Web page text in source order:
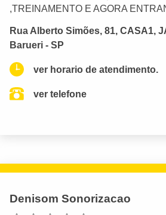
,TREINAMENTO E AGORA
Rua Alberto Simões, 81, CASA1,
Barueri - SP
ver horario de atendimento.
ver telefone
Denisom Sonorizacao